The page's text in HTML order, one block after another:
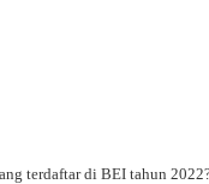
terdaftar di BEI tahun